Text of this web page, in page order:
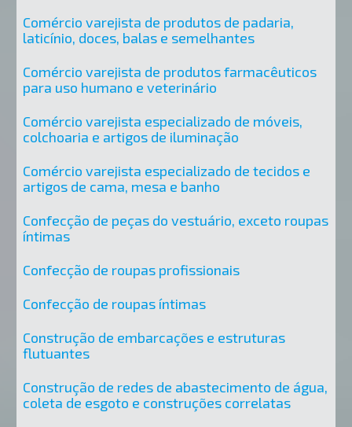
Comércio varejista de produtos de padaria,
laticínio, doces, balas e semelhantes
Comércio varejista de produtos farmacêuticos
para uso humano e veterinário
Comércio varejista especializado de móveis,
colchoaria e artigos de iluminação
Comércio varejista especializado de tecidos e
artigos de cama, mesa e banho
Confecção de peças do vestuário, exceto roupas
íntimas
Confecção de roupas profissionais
Confecção de roupas íntimas
Construção de embarcações e estruturas
flutuantes
Construção de redes de abastecimento de água,
coleta de esgoto e construções correlatas